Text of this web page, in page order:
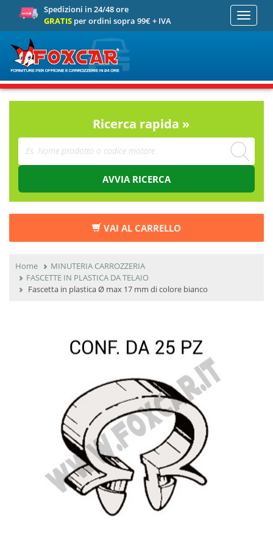
Spedizioni in 24/48 ore
GRATIS per ordini sopra 99€ + IVA
Toggle
Ricerca rapida »
AVVIA RICERCA
VAI AL CARRELLO
Home
MINUTERIA CARROZZERIA
FASCETTE IN PLASTICA DA TELAIO
Fascetta in plastica Ø max 17 mm di colore bianco